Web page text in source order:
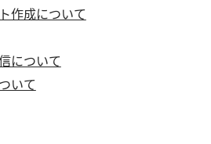
作成について
について
いて